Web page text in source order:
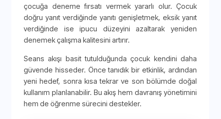
çocuğa deneme fırsatı vermek yararlı olur. Çocuk
doğru yanıt verdiğinde yanıtı genişletmek, eksik yanıt
verdiğinde ise ipucu düzeyini azaltarak yeniden
denemek çalışma kalitesini artırır.
Seans akışı basit tutulduğunda çocuk kendini daha
güvende hisseder. Önce tanıdık bir etkinlik, ardından
yeni hedef, sonra kısa tekrar ve son bölümde doğal
kullanım planlanabilir. Bu akış hem davranış yönetimini
hem de öğrenme sürecini destekler.